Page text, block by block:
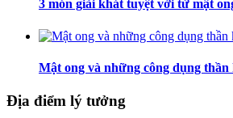
3 món giải khát tuyệt vời từ mật
Mật ong và những công dụng thần
Địa điểm lý tưởng